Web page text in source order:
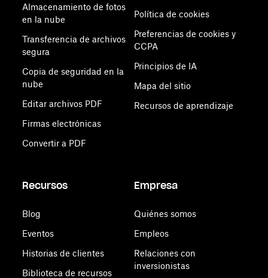
Almacenamiento de fotos
en la nube
Transferencia de archivos
segura
Copia de seguridad en la
nube
Editar archivos PDF
Firmas electrónicas
Convertir a PDF
Política de cookies
Preferencias de cookies y
CCPA
Principios de IA
Mapa del sitio
Recursos de aprendizaje
Recursos
Blog
Eventos
Historias de clientes
Biblioteca de recursos
Empresa
Quiénes somos
Empleos
Relaciones con
inversionistas